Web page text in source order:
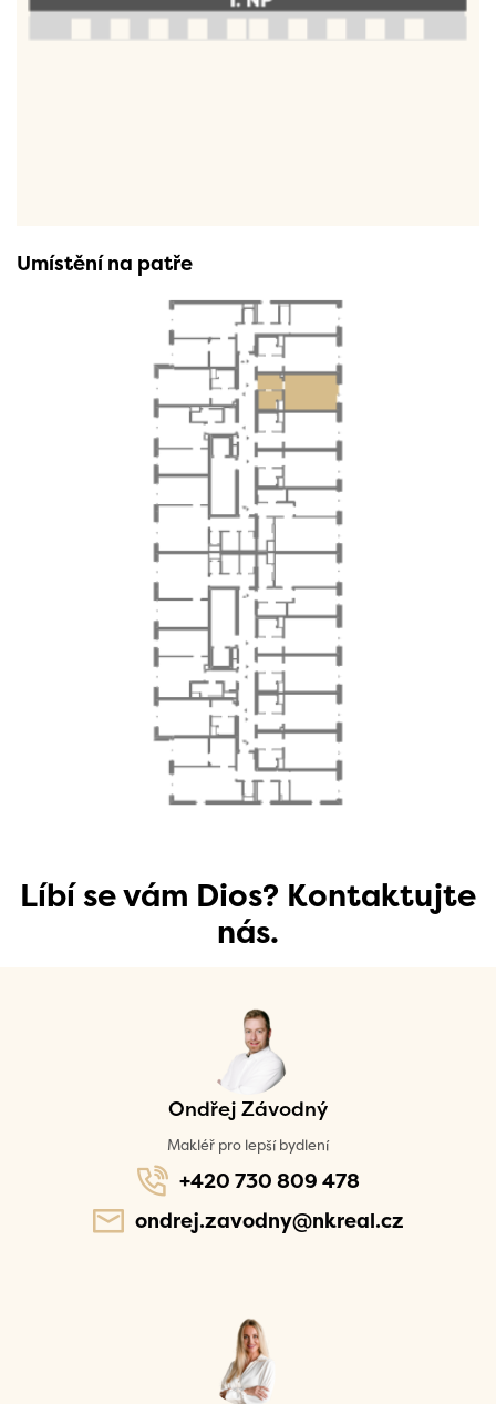
Umístění na patře
Líbí se vám Dios? Kontaktujte
nás.
Ondřej Závodný
Makléř pro lepší bydlení
+420 730 809 478
ondrej.zavodny@nkreal.cz